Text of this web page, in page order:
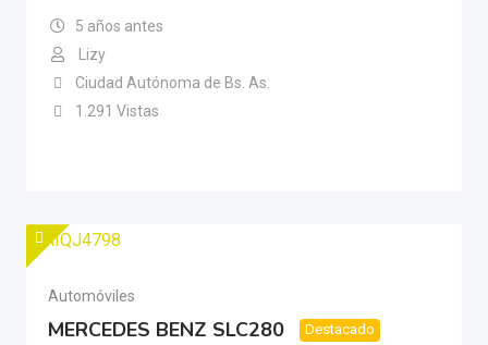
5 años antes
Lizy
Ciudad Autónoma de Bs. As.
1.291 Vistas
Automóviles
MERCEDES BENZ SLC280 Destacado